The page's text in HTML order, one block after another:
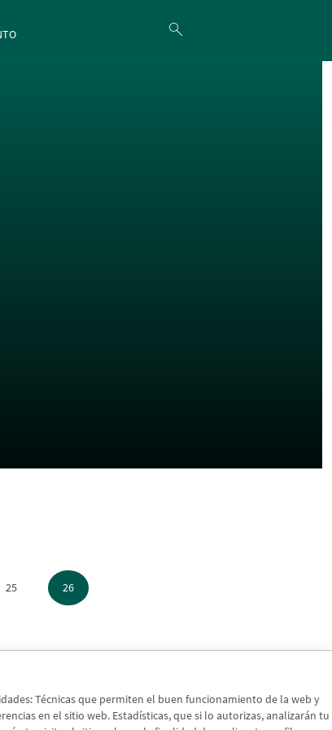
Técnicas que permiten el buen funcionamiento de la web y
en el sitio web. Estadísticas, que si lo autorizas, analizarán tu
25 26